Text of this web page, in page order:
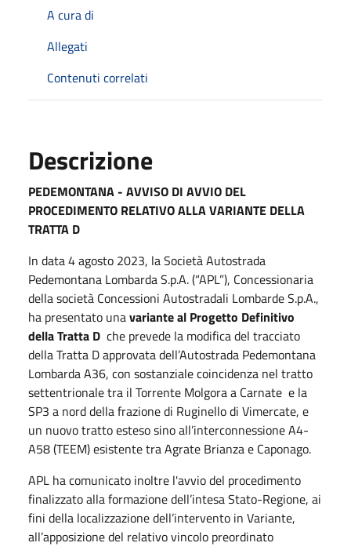
A cura di
Allegati
Contenuti correlati
Descrizione
PEDEMONTANA - AVVISO DI AVVIO DEL
PROCEDIMENTO RELATIVO ALLA VARIANTE DELLA
TRATTA D
In data 4 agosto 2023, la Società Autostrada
Pedemontana Lombarda S.p.A. (“APL”), Concessionaria
della società Concessioni Autostradali Lombarde S.p.A.,
ha presentato unavariante al Progetto Definitivo
della Tratta D che prevede la modifica del tracciato
della Tratta D approvata dell’Autostrada Pedemontana
Lombarda A36, con sostanziale coincidenza nel tratto
settentrionale tra il Torrente Molgora a Carnate e la
SP3 a nord della frazione di Ruginello di Vimercate, e
un nuovo tratto esteso sino all’interconnessione A4-
A58 (TEEM) esistente tra Agrate Brianza e Caponago.
APL ha comunicato inoltre l'avvio del procedimento
finalizzato alla formazione dell’intesa Stato-Regione, ai
fini della localizzazione dell’intervento in Variante,
all’apposizione del relativo vincolo preordinato